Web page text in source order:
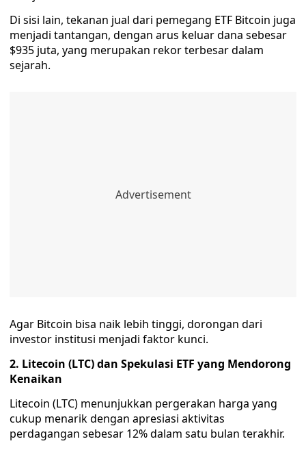
Di sisi lain, tekanan jual dari pemegang ETF Bitcoin juga
menjadi tantangan, dengan arus keluar dana sebesar
$935 juta, yang merupakan rekor terbesar dalam
sejarah.
Agar Bitcoin bisa naik lebih tinggi, dorongan dari
investor institusi menjadi faktor kunci.
2. Litecoin (LTC) dan Spekulasi ETF yang Mendorong
Kenaikan
Litecoin (LTC) menunjukkan pergerakan harga yang
cukup menarik dengan apresiasi aktivitas
perdagangan sebesar 12% dalam satu bulan terakhir.